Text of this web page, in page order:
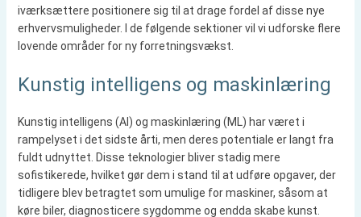
iværksættere positionere sig til at drage fordel af disse nye
erhvervsmuligheder. I de følgende sektioner vil vi udforske flere
lovende områder for ny forretningsvækst.
Kunstig intelligens og maskinlæring
Kunstig intelligens (AI) og maskinlæring (ML) har været i
rampelyset i det sidste årti, men deres potentiale er langt fra
fuldt udnyttet. Disse teknologier bliver stadig mere
sofistikerede, hvilket gør dem i stand til at udføre opgaver, der
tidligere blev betragtet som umulige for maskiner, såsom at
køre biler, diagnosticere sygdomme og endda skabe kunst.